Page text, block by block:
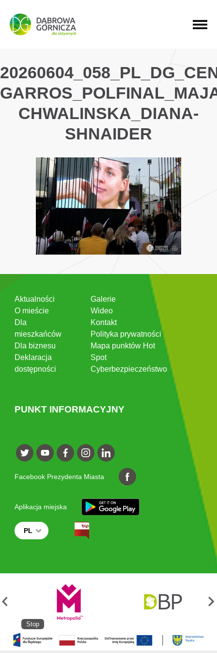
PRZEJDŹ DO MENU GŁÓWNEGO
PRZEJDŹ DO WYSZUKIWARKI
PRZEJDŹ DO TREŚCI
CHWALINSKA_DIANA-
SHNAIDER
Aktualności
O mieście
Dla
mieszkańców
Dla biznesu
Deklaracja
dostępności
Galerie
Wideo
Kontakt
Polityka prywatności
Mapa punktów Hot
Spot
Cyberbezpieczeństwo
PUNKT INFORMACYJNY
Facebook Prezydenta Miasta
Aplikacja miejska
PL
Stop